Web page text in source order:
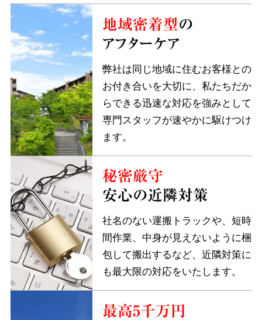
地域密着型の
アフターケア
弊社は同じ地域に住むお客様との
お付き合いを大切に、私たちだか
らできる迅速な対応を強みとして
専門スタッフが速やかに駆けつけ
ます。
秘密厳守
安心の近隣対策
社名のない運搬トラックや、短時
間作業、中身が見えないように梱
包して搬出するなど、近隣対策に
も最大限の対応をいたします。
最高5千万円